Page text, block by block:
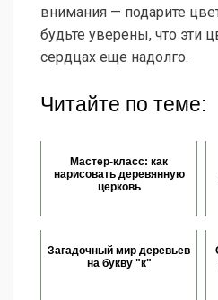
внимания — подарите
будьте уверены, что эти
сердцах еще надолго.
Читайте по теме:
Мастер-класс: как
нарисовать деревянную
церковь
Загадочный мир деревьев
на букву "к"